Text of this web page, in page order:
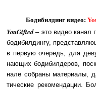
Бодибилдинг видео:
YouGifted– это ви­део ка­нал
бо­ди­бил­дин­гу,
в пер­вую оче­редь, для
на­ю­щих бо­ди­бил­де­ров,
на­ле соб­ра­ны ма­те­ри­а­лы,
ти­чес­кие ре­ко­мен­да­ции.